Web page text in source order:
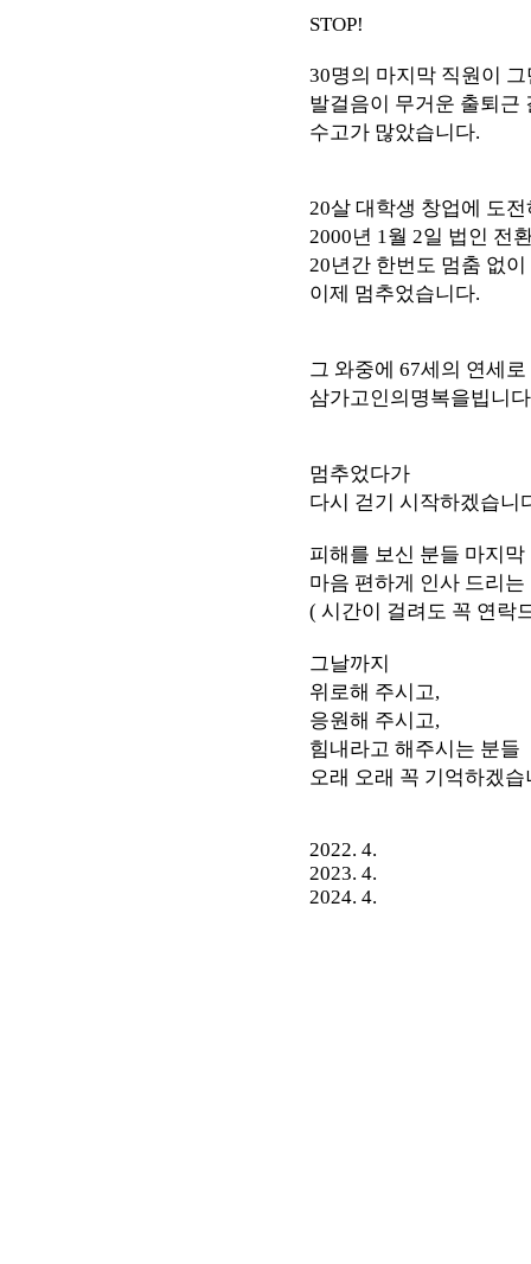
STOP!
30명의 마지막 직원이
발걸음이 무거운 출퇴근
수고가 많았습니다.
20살 대학생 창업에 도
2000년 1월 2일 법인 전
20년간 한번도 멈춤 없
이제 멈추었습니다.
그 와중에 67세의 연세
삼가고인의명복을빕니
멈추었다가
다시 걷기 시작하겠습니
피해를 보신 분들 마지막
마음 편하게 인사 드리
( 시간이 걸려도 꼭 연락
그날까지
위로해 주시고,
응원해 주시고,
힘내라고 해주시는 분들
오래 오래 꼭 기억하겠습
2022. 4.
2023. 4.
2024. 4.